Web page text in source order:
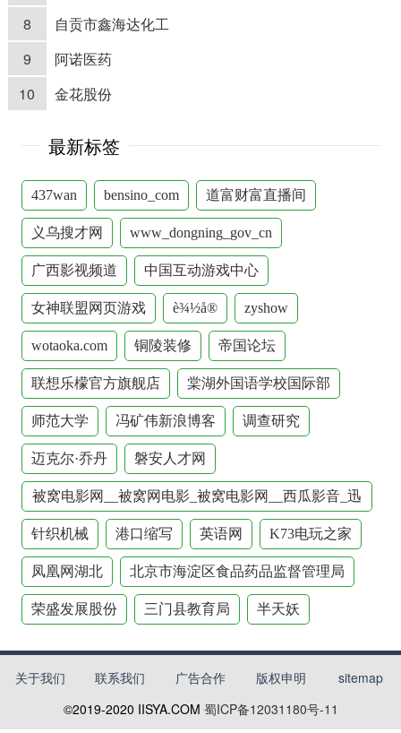
8
自贡市鑫海达化工
9
阿诺医药
10
金花股份
最新标签
437wan bensino_com 道富财富直播间
义乌搜才网 www_dongning_gov_cn
广西影视频道 中国互动游戏中心
女神联盟网页游戏 è¾½å® zyshow
wotaoka.com 铜陵装修 帝国论坛
联想乐檬官方旗舰店 棠湖外国语学校国际部
师范大学 冯矿伟新浪博客 调查研究
迈克尔·乔丹 磐安人才网
被窝电影网__被窝网电影_被窝电影网__西瓜影音_迅
雷下载
针织机械 港口缩写 英语网 K73电玩之家
凤凰网湖北 北京市海淀区食品药品监督管理局
荣盛发展股份 三门县教育局 半天妖
关于我们 联系我们 广告合作 版权申明
sitemap
©2019-2020 IISYA.COM 蜀ICP备12031180号-11